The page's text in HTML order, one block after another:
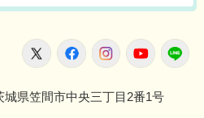
笠間市役所
X FacebookInstagram
城県笠間市中央三丁目2番1号